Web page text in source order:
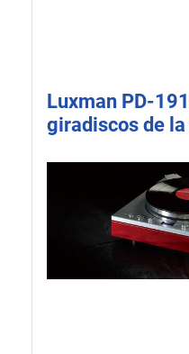
Luxman PD-
giradiscos de